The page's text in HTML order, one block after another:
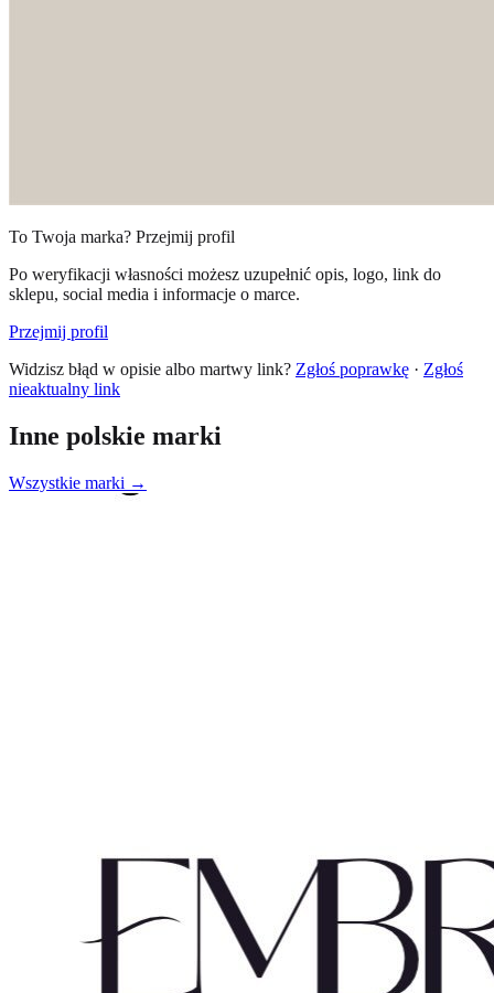
To Twoja marka? Przejmij profil
Po weryfikacji własności możesz uzupełnić opis, logo, link do
sklepu, social media i informacje o marce.
Przejmij profil
Widzisz błąd w opisie albo martwy link? Zgłoś poprawkę · Zgłoś
nieaktualny link
Inne polskie marki
Wszystkie marki →